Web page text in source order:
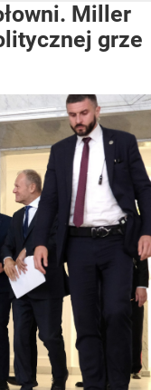
Miller
grze